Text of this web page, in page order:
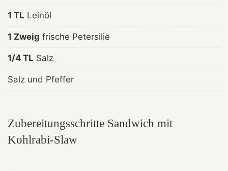
1 TL Leinöl
1 Zweig frische Petersilie
1/4 TL Salz
Salz und Pfeffer
Zubereitungsschritte Sandwich mit
Kohlrabi-Slaw